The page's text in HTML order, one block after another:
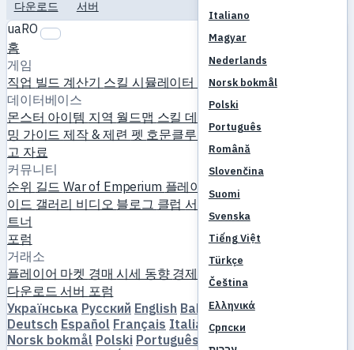
Italiano
Magyar
Nederlands
Norsk bokmål
Polski
Português
Română
Slovenčina
Suomi
Svenska
Tiếng Việt
Türkçe
Čeština
Ελληνικά
Српски
다운로드
서버
uaRO
홈
게임
직업 빌드 계산기 스킬 시뮬레이터 퀘스트 신규 플레이어 시작
데이터베이스
몬스터 아이템 지역 월드맵 스킬 데이터베이스
밍 가이드제작 & 제련 펫 호문클루스레벨링비교
고 자료
커뮤니티
순위 길드War of Emperium 플레이어 프로필
이드 갤러리 비디오 블로그 클럽서버 카탈로그
트너
포럼
거래소
플레이어 마켓 경매시세 동향 경제
다운로드서버 포럼
Українська Русский English Bahasa Indonesia
Deutsch Español Français Italiano Magyar
Norsk bokmål Polski Português